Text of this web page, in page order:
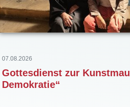
07.08.2026
Gottesdienst zur
Demokratie“